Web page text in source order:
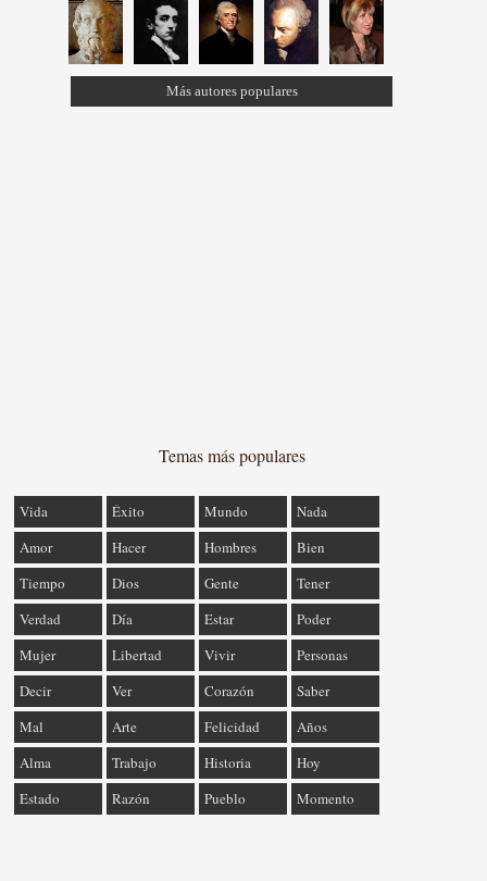
Más autores populares
Temas más populares
Vida Éxito Mundo
Nada
Amor
Hacer Hombres
Bien
Tiempo
Dios Gente
Tener
Verdad
Día Estar
Poder
Mujer
Libertad Vivir
Personas
Decir
Ver Corazón
Saber
Mal
Arte Felicidad
Años
Alma
Trabajo Historia
Hoy
Estado
Razón Pueblo Momento